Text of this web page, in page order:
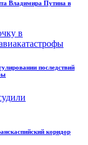
Владимира Путина в
последствий
коридор